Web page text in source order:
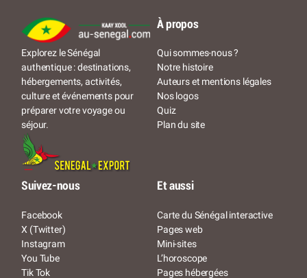
Explorez le Sénégal
authentique : destinations,
hébergements, activités,
culture et événements pour
préparer votre voyage ou
séjour.
À propos
Qui sommes-nous ?
Notre histoire
Auteurs et mentions légales
Nos logos
Quiz
Plan du site
Suivez-nous
Facebook
X (Twitter)
Instagram
You Tube
Tik Tok
Et aussi
Carte du Sénégal interactive
Pages web
Mini-sites
L’horoscope
Pages hébergées